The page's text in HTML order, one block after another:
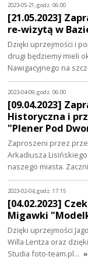
2023-05-21, godz. 06:00
[21.05.2023]
re-wizytą w
Dzięki uprzejmości i
drugi będziemy mieli
Nawigacyjnego na
2023-04-09, godz. 06:00
[09.04.2023]
Historyczna i
"Plener Pod
Zaproszeni przez
Arkadiusza
naszego miasta.
2023-02-04, godz. 17:15
[04.02.2023]
Migawki
Dzięki uprzejmości
Willa Lentza oraz
Studia foto-team.pl…